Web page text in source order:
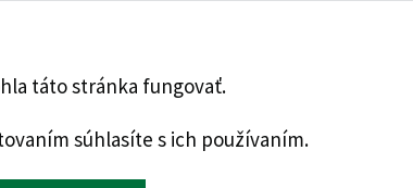
táto stránka fungovať.
súhlasíte s ich používaním.